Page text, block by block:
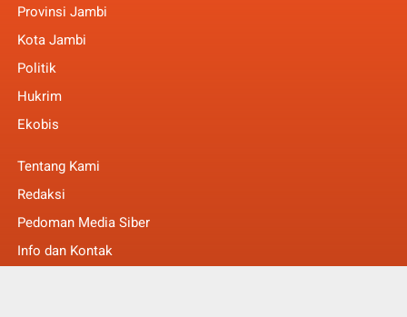
Provinsi Jambi
Kota Jambi
Politik
Hukrim
Ekobis
Tentang Kami
Redaksi
Pedoman Media Siber
Info dan Kontak